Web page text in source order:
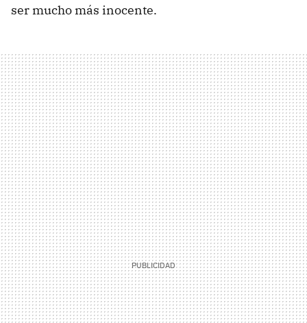
ser mucho más inocente.